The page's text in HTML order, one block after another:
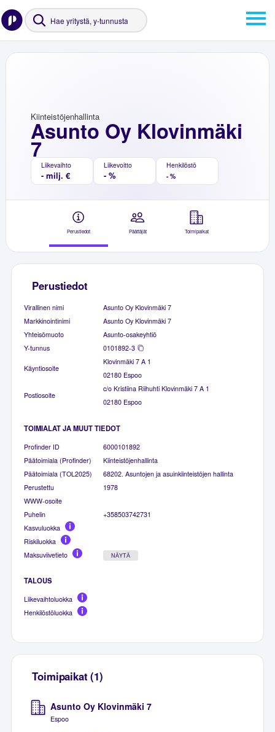
Asunto Oy Klovinmäki
7
Kiinteistöjenhallinta
Liikevaihto
- milj. €
Liikevoitto
- %
Henkilöstö
- %
Perustiedot Päättäjät Toimipaikat
Perustiedot
Virallinen nimi
Asunto Oy Klovinmäki 7
Markkinointinimi
Asunto Oy Klovinmäki 7
Yhteisömuoto
Asunto-osakeyhtiö
Y-tunnus
0101892-3
Käyntiosoite
Klovinmäki 7 A 1
02180 Espoo
Postiosoite
c/o Kristiina Riihuhti Klovinmäki 7 A 1
02180 Espoo
TOIMIALAT JA MUUT TIEDOT
Profinder ID
6000101892
Päätoimiala (Profinder)
Kiinteistöjenhallinta
Päätoimiala (TOL2025)
68202. Asuntojen ja asuinkiinteistöjen hallinta
Perustettu
1978
WWW-osoite
Puhelin
+358503742731
Kasvuluokka
Riskiluokka
Maksuviivetieto
NÄYTÄ
TALOUS
Liikevaihtoluokka
Henkilöstöluokka
Toimipaikat (1)
Asunto Oy Klovinmäki 7
Espoo